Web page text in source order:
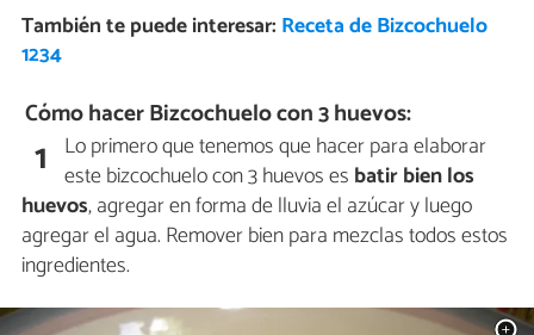
También te puede interesar: Receta de Bizcochuelo
1234
Cómo hacer Bizcochuelo con 3 huevos:
1 Lo primero que tenemos que hacer para elaborar
este bizcochuelo con 3 huevos es batir bien los
huevos, agregar en forma de lluvia el azúcar y luego
agregar el agua. Remover bien para mezclas todos estos
ingredientes.